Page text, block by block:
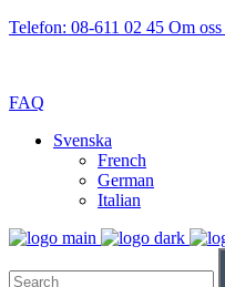
Telefon: 08-611 02 45 Om oss
FAQ
Svenska
French
German
Italian
for: